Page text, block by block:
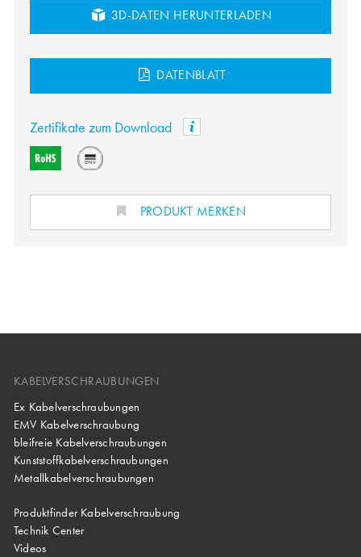
3D-DATEN HERUNTERLADEN
DATENBLATT
Zertifikate zum Download
PRODUKT MERKEN
KABELVERSCHRAUBUNGEN
Ex Kabelverschraubungen
EMV Kabelverschraubung
bleifreie Kabelverschraubungen
Kunststoffkabelverschraubungen
Metallkabelverschraubungen
Produktfinder Kabelverschraubung
Technik Center
Videos